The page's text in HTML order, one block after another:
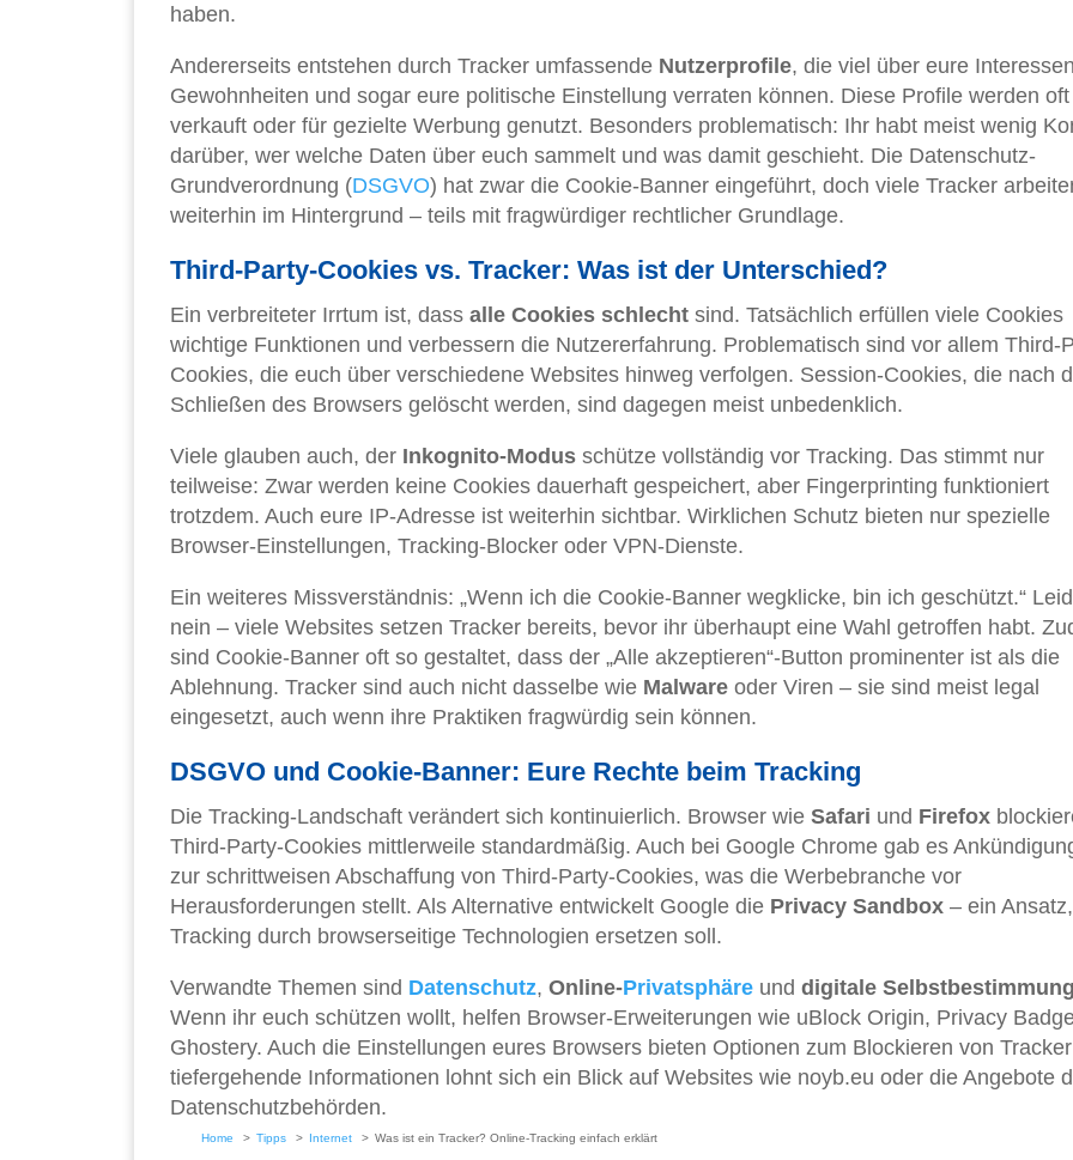
haben.
Andererseits entstehen durch Tracker umfassende Nutzerprofile, die viel über eure
Gewohnheiten und sogar eure politische Einstellung verraten können. Diese Profile werden oft
verkauft oder für gezielte Werbung genutzt. Besonders problematisch: Ihr habt meist wenig
darüber, wer welche Daten über euch sammelt und was damit geschieht. Die Datenschutz-
Grundverordnung (DSGVO) hat zwar die Cookie-Banner eingeführt, doch viele Tracker
weiterhin im Hintergrund – teils mit fragwürdiger rechtlicher Grundlage.
Third-Party-Cookies vs. Tracker: Was ist der Unterschied?
Ein verbreiteter Irrtum ist, dass alle Cookies schlecht sind. Tatsächlich erfüllen viele Cookies
wichtige Funktionen und verbessern die Nutzererfahrung. Problematisch sind vor allem Third-
Cookies, die euch über verschiedene Websites hinweg verfolgen. Session-Cookies, die nach
Schließen des Browsers gelöscht werden, sind dagegen meist unbedenklich.
Viele glauben auch, der Inkognito-Modus schütze vollständig vor Tracking. Das stimmt nur
teilweise: Zwar werden keine Cookies dauerhaft gespeichert, aber Fingerprinting funktioniert
trotzdem. Auch eure IP-Adresse ist weiterhin sichtbar. Wirklichen Schutz bieten nur spezielle
Browser-Einstellungen, Tracking-Blocker oder VPN-Dienste.
Ein weiteres Missverständnis: „Wenn ich die Cookie-Banner wegklicke, bin ich geschützt.“
nein – viele Websites setzen Tracker bereits, bevor ihr überhaupt eine Wahl getroffen habt.
sind Cookie-Banner oft so gestaltet, dass der „Alle akzeptieren“-Button prominenter ist als die
Ablehnung. Tracker sind auch nicht dasselbe wie Malware oder Viren – sie sind meist legal
eingesetzt, auch wenn ihre Praktiken fragwürdig sein können.
DSGVO und Cookie-Banner: Eure Rechte beim Tracking
Die Tracking-Landschaft verändert sich kontinuierlich. Browser wie Safari und Firefox
Third-Party-Cookies mittlerweile standardmäßig. Auch bei Google Chrome gab es
zur schrittweisen Abschaffung von Third-Party-Cookies, was die Werbebranche vor
Herausforderungen stellt. Als Alternative entwickelt Google die Privacy Sandbox – ein
Tracking durch browserseitige Technologien ersetzen soll.
Verwandte Themen sind Datenschutz, Online-Privatsphäre und digitale
Wenn ihr euch schützen wollt, helfen Browser-Erweiterungen wie uBlock Origin, Privacy
Ghostery. Auch die Einstellungen eures Browsers bieten Optionen zum Blockieren von
tiefergehende Informationen lohnt sich ein Blick auf Websites wie noyb.eu oder die Angebote
Datenschutzbehörden.
Home Tipps Internet Was ist ein Tracker? Online-Tracking einfach erklärt